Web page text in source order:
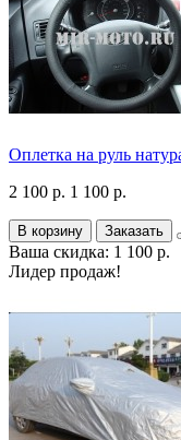
Оплетка на руль
2 100 р. 1 100 р.
В корзину Заказать
Ваша скидка: 1 100 р.
Лидер продаж!